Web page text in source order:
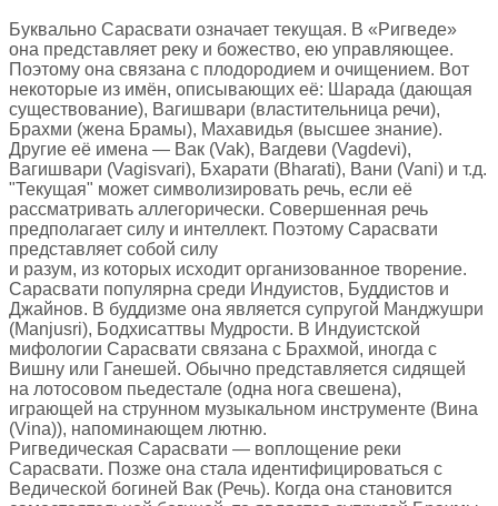
Буквально Сарасвати означает текущая. В «Ригведе»
она представляет реку и божество, ею управляющее.
Поэтому она связана с плодородием и очищением. Вот
некоторые из имён, описывающих её: Шарада (дающая
существование), Вагишвари (властительница речи),
Брахми (жена Брамы), Махавидья (высшее знание).
Другие её имена — Вак (Vak), Вагдеви (Vagdevi),
Вагишвари (Vagisvari), Бхарати (Bharati), Вани (Vani) и т.д.
"Текущая" может символизировать речь, если её
рассматривать аллегорически. Совершенная речь
предполагает силу и интеллект. Поэтому Сарасвати
представляет собой силу
и разум, из которых исходит организованное творение.
Сарасвати популярна среди Индуистов, Буддистов и
Джайнов. В буддизме она является супругой Манджушри
(Manjusri), Бодхисаттвы Мудрости. В Индуистской
мифологии Сарасвати связана с Брахмой, иногда с
Вишну или Ганешей. Обычно представляется сидящей
на лотосовом пьедестале (одна нога свешена),
играющей на струнном музыкальном инструменте (Вина
(Vina)), напоминающем лютню.
Ригведическая Сарасвати — воплощение реки
Сарасвати. Позже она стала идентифицироваться с
Ведической богиней Вак (Речь). Когда она становится